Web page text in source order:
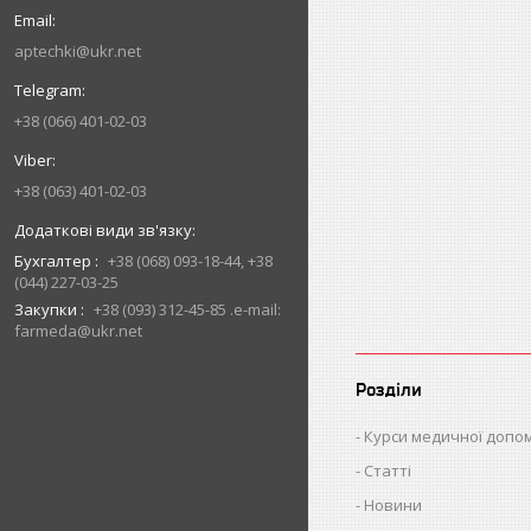
aptechki@ukr.net
+38 (066) 401-02-03
+38 (063) 401-02-03
Бухгалтер
+38 (068) 093-18-44, +38
(044) 227-03-25
Закупки
+38 (093) 312-45-85 .e-mail:
farmeda@ukr.net
Розділи
Курси медичної
Статті
Новини